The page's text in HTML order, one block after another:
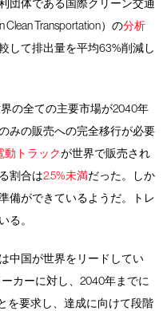
団体である国際クリーン交通
Clean Transportation）の分析
して排出量を平均63%削減し
の全ての主要市場が2040年
みの販売への完全移行が必要
動トラックが世界で販売され
割合は2.5%未満だった。しか
備ができているようだ。トレ
る。
中国が世界をリードしてい
カーに対し、2040年までに
を要求し、達成に向けて段階